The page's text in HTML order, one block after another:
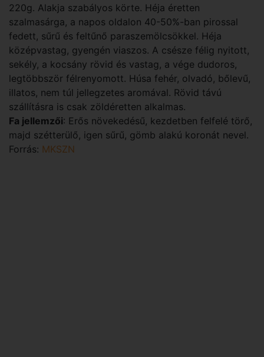
220g. Alakja szabályos körte. Héja éretten
szalmasárga, a napos oldalon 40-50%-ban pirossal
fedett, sűrű és feltűnő paraszemölcsökkel. Héja
középvastag, gyengén viaszos. A csésze félig nyitott,
sekély, a kocsány rövid és vastag, a vége dudoros,
legtöbbször félrenyomott. Húsa fehér, olvadó, bőlevű,
illatos, nem túl jellegzetes aromával. Rövid távú
szállításra is csak zöldéretten alkalmas.
Fa jellemzői: Erős növekedésű, kezdetben felfelé törő,
majd szétterülő, igen sűrű, gömb alakú koronát nevel.
Forrás: MKSZN